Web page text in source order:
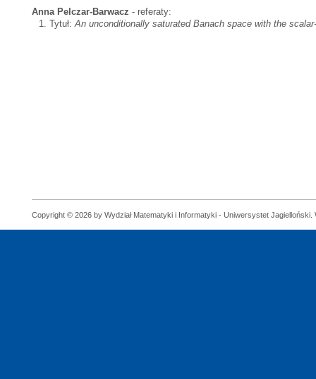
Anna Pelczar-Barwacz - referaty:
Tytuł:An unconditionally saturated Banach space with the
Copyright © 2026 by Wydział Matematyki i Informatyki - Uniwersystet